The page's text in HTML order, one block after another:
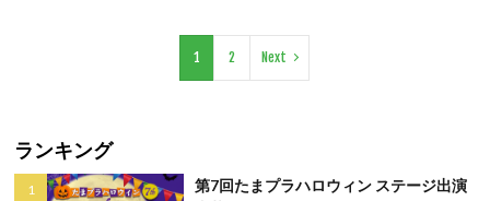
1 2 Next
ランキング
第7回たまプラハロウィン ステージ出演